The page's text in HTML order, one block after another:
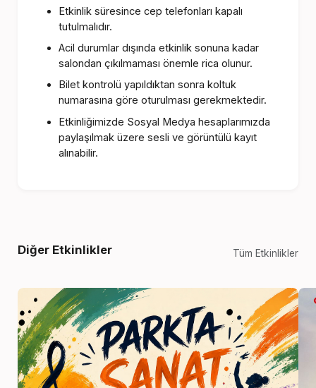
Etkinlik süresince cep telefonları kapalı
tutulmalıdır.
Acil durumlar dışında etkinlik sonuna kadar
salondan çıkılmaması önemle rica olunur.
Bilet kontrolü yapıldıktan sonra koltuk
numarasına göre oturulması gerekmektedir.
Etkinliğimizde Sosyal Medya hesaplarımızda
paylaşılmak üzere sesli ve görüntülü kayıt
alınabilir.
Diğer Etkinlikler Tüm Etkinlikler